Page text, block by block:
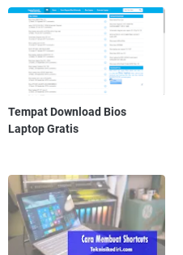
Tempat Download Bios
Laptop Gratis